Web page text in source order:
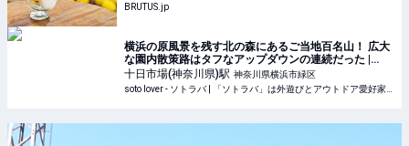
BRUTUS.jp
横浜の原風景を残す北の森にあるご当地百名山！ 広大
な園内散策路はタフなアップダウンの連続だった |
soto lover - ソトラバ
十日市場(神奈川県)駅 神奈川県横浜市緑区